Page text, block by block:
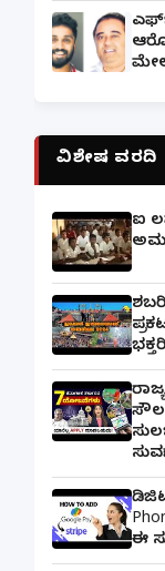
ವಿಶೇಷ ವರದಿ
ಐ
ಈ